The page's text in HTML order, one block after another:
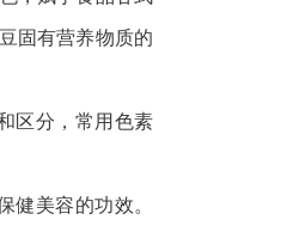
固有营养物质的
区分，常用色素
健美容的功效。